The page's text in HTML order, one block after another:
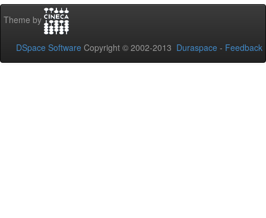
Theme by
DSpace Software Copyright © 2002-2013 Duraspace - Feedback